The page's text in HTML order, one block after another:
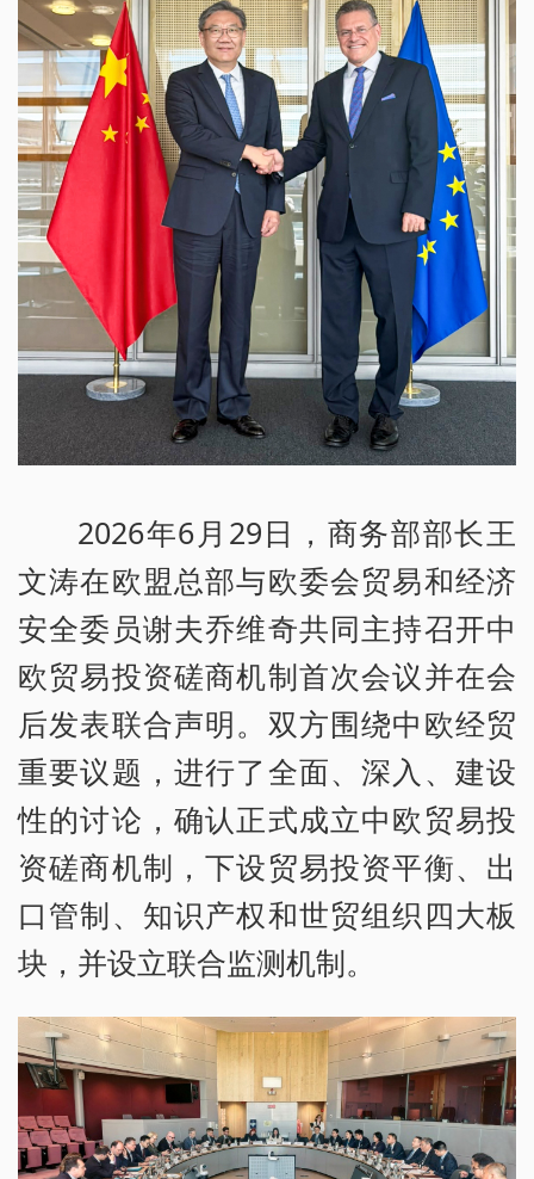
2026年6月29日，商务部部长王
文涛在欧盟总部与欧委会贸易和经济
安全委员谢夫乔维奇共同主持召开中
欧贸易投资磋商机制首次会议并在会
后发表联合声明。双方围绕中欧经贸
重要议题，进行了全面、深入、建设
性的讨论，确认正式成立中欧贸易投
资磋商机制，下设贸易投资平衡、出
口管制、知识产权和世贸组织四大板
块，并设立联合监测机制。